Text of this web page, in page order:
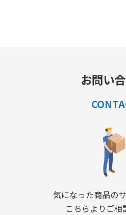
お問い
気になった商品の
こちらよりご相